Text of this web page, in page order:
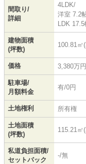
間取り/
詳細
4LDK/
洋室 7.2
LDK
建物面積
(坪数)
100.81㎡
価格 3,380万円
駐車場/
月額料金
有/0円
土地権利 所有権
土地面積
(坪数)
115.21㎡
私道負担面積/
セットバック
-/無